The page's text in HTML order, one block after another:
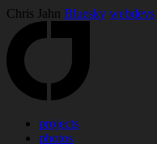
Chris Jahn Bluesky webdevs
projects
photos